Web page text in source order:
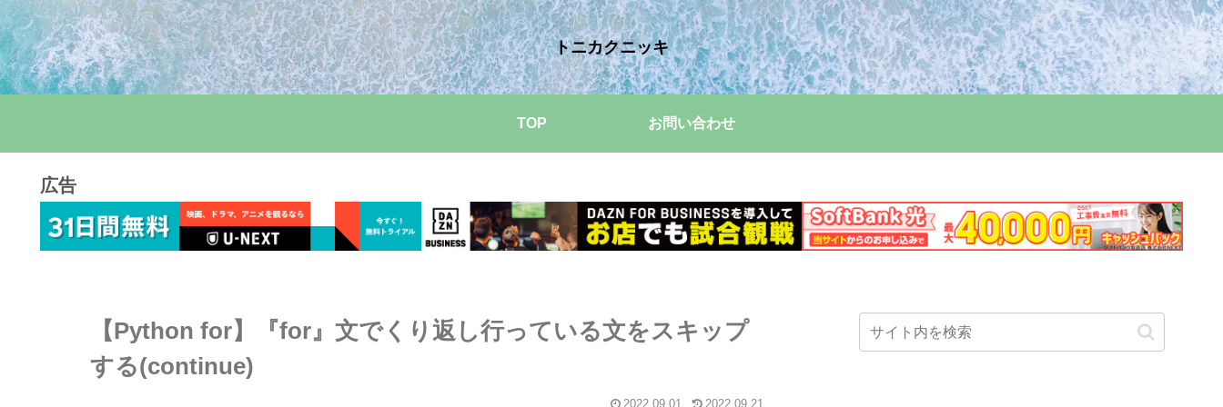
トニカクニッキ
TOP お問い合わせ
広告
【Python for】『for』文でくり返し行っている文をスキップ
する(continue)
2022.09.01 2022.09.21